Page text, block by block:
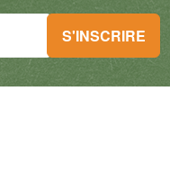
offres exceptionnelles.
S'INSCRIRE